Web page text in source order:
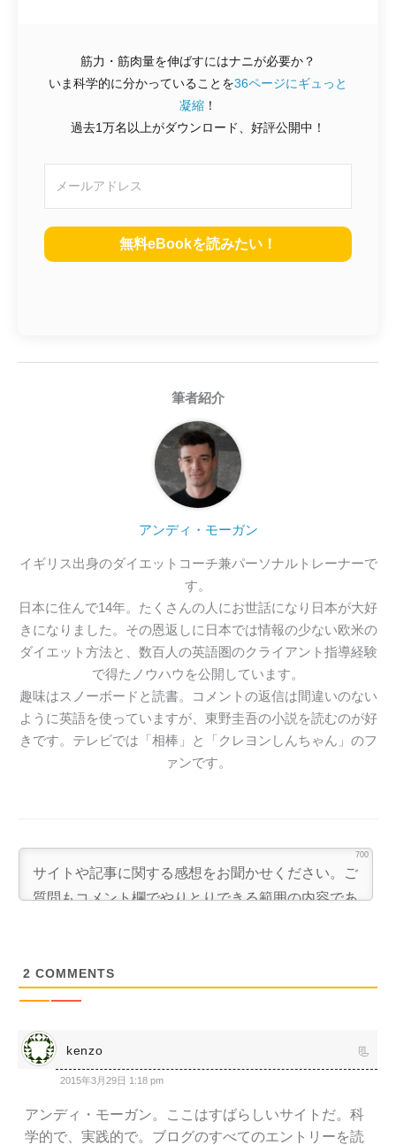
筋力・筋肉量を伸ばすにはナニが必要か？
いま科学的に分かっていることを36ページにギュっと
凝縮 ！
過去1万名以上がダウンロード、好評公開中！
無料eBookを読みたい！
筆者紹介
アンディ・モーガン
イギリス出身のダイエットコーチ兼パーソナルトレーナーで
す。
日本に住んで14年。たくさんの人にお世話になり日本が大好
きになりました。その恩返しに日本では情報の少ない欧米の
ダイエット方法と、数百人の英語圏のクライアント指導経験
で得たノウハウを公開しています。
趣味はスノーボードと読書。コメントの返信は間違いのない
ように英語を使っていますが、東野圭吾の小説を読むのが好
きです。テレビでは「相棒」と「クレヨンしんちゃん」のフ
ァンです。
700
2 COMMENTS
kenzo
2015年3月29日 1:18 pm
アンディ・モーガン。ここはすばらしいサイトだ。科
学的で、実践的で。ブログのすべてのエントリーを読